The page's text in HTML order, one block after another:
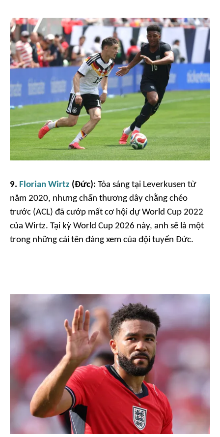
9. Florian Wirtz (Đức): Tỏa sáng tại Leverkusen từ
năm 2020, nhưng chấn thương dây chằng chéo
trước (ACL) đã cướp mất cơ hội dự World Cup 2022
của Wirtz. Tại kỳ World Cup 2026 này, anh sẽ là một
trong những cái tên đáng xem của đội tuyển Đức.